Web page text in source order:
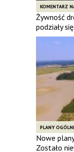
KOMENTARZ
Żywność
podziały
PLANY
Nowe
Zostało